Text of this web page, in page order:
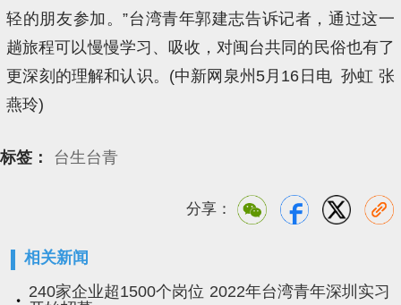
轻的朋友参加。”台湾青年郭建志告诉记者，通过这一
趟旅程可以慢慢学习、吸收，对闽台共同的民俗也有了
更深刻的理解和认识。(中新网泉州5月16日电 孙虹 张
燕玲)
标签： 台生台青
分享：
相关新闻
240家企业超1500个岗位 2022年台湾青年深圳实习